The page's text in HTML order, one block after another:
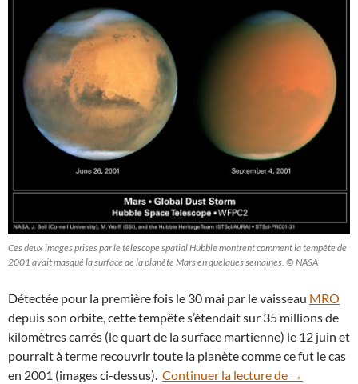
Ces deux images prises par le télescope spatial Hubble montrent comment la tempête de
2001 avait masqué la surface de la planète Mars en quelques semaines. © NASA
Détectée pour la première fois le 30 mai par le vaisseau MRO
depuis son orbite, cette tempête s’étendait sur 35 millions de
kilomètres carrés (le quart de la surface martienne) le 12 juin et
pourrait à terme recouvrir toute la planète comme ce fut le cas
en 2001 (images ci-dessus). Continuer la lecture de Tempête
→